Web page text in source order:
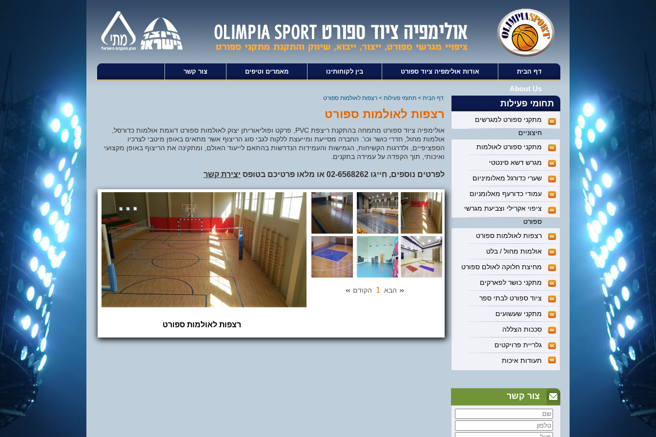
דף הבית אודות אולימפיה ציוד ספורט בין לקוחותינו מאמרים וטיפים צור קשר
About Us
תחומי פעילות
מתקני ספורט למגרשים
חיצוניים
מתקני ספורט לאולמות
מגרש דשא סינטטי
שערי כדורגל מאלומיניום
עמודי כדורעף מאלומניום
ציפוי אקרילי וצביעת מגרשי
ספורט
רצפות לאולמות ספורט
אולמות מחול / בלט
מחיצת חלוקה לאולם ספורט
מתקני כושר לפארקים
ציוד ספורט לבתי ספר
מתקני שעשועים
סככות הצללה
גלריית פרויקטים
תעודות איכות
צור קשר
דף הבית > תחומי פעילות > רצפות לאולמות ספורט
רצפות לאולמות ספורט
אולימפיה ציוד ספורט מתמחה בהתקנת ריצפת PVC, פרקט ופוליאוריתן יצוק לאולמות ספורט דוגמת אולמות כדורסל,
אולמות מחול, חדרי כושר וכו'. החברה מסייעת ומייעצת ללקוח לגבי סוג הריצוף אשר מתאים באופן מיטבי לצרכיו
הספציפיים, ולדרגות הקשיחות, הגמישות והעמידות הנדרשות בהתאם לייעוד האולם, ומתקינה את הריצוף באופן מקצועי
ואיכותי, תוך הקפדה על עמידה בתקנים.
לפרטים נוספים, חייגו 02-6568262 או מלאו פרטיכם בטופס יצירת קשר
הבא 1 הקודם
רצפות לאולמות ספורט